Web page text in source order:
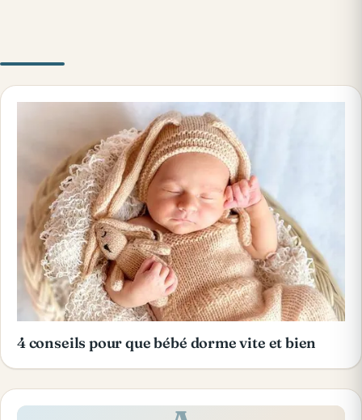
4 conseils pour que bébé dorme vite et bien